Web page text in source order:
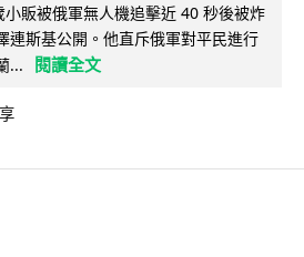
販被俄軍無人機追擊近 40 秒後被炸
連斯基公開。他直斥俄軍對平民進行
...
閱讀全文